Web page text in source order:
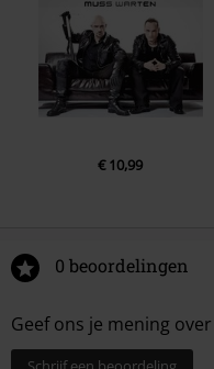
€ 10,99
0 beoordelingen
Geef ons je mening